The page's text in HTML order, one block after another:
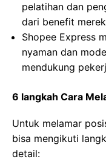
pelatihan dan
dari benefit
Shopee Express
nyaman dan
mendukung
6 langkah Cara
Untuk melamar
bisa mengikuti
detail: